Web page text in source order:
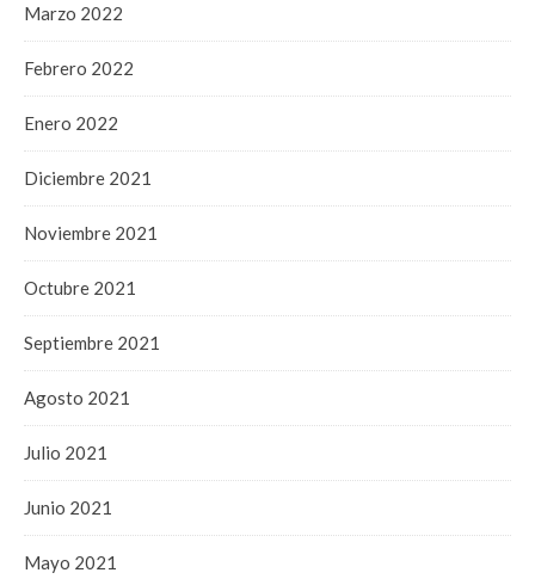
Marzo 2022
Febrero 2022
Enero 2022
Diciembre 2021
Noviembre 2021
Octubre 2021
Septiembre 2021
Agosto 2021
Julio 2021
Junio 2021
Mayo 2021